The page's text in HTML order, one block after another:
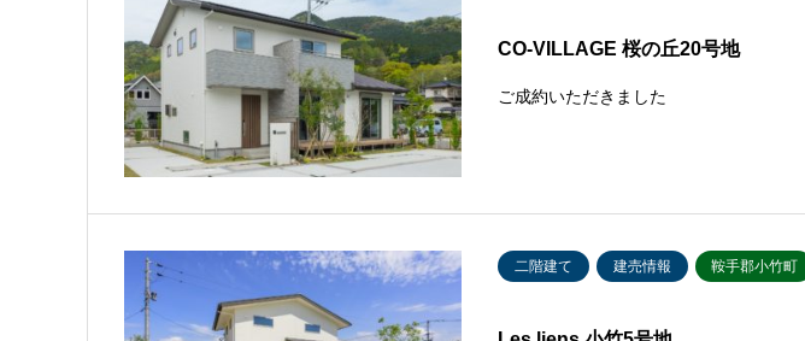
CO-VILLAGE 桜の丘20号地
ご成約いただきました
二階建て 建売情報 鞍手郡小竹町